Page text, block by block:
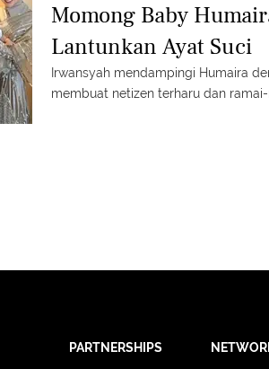
Momong Baby
Lantunkan Ayat Suci
Irwansyah mendampingi Humaira
membuat netizen terharu dan
PARTNERSHIPS